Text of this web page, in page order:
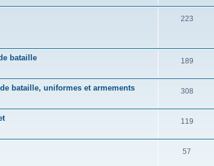
223
bataille 189
bataille, uniformes et armements 308
119
57